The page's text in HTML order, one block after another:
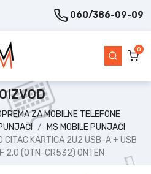
060/386-09-09
0
ZA MOBILNE TELEFONE
MS MOBILE PUNJAČI
CITAC KARTICA 2U2 USB-A + USB
2.0 (OTN-CR532) ONTEN